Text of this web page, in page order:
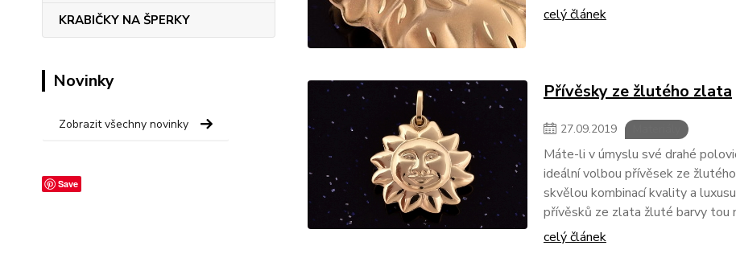
KRABIČKY NA ŠPERKY
Novinky
Zobrazit všechny novinky
Save
celý článek
Přívěsky ze žlutého zlata
27.09.2019
Máte-li v úmyslu své drahé
ideální volbou přívěsek ze
skvělou kombinací kvality a
přívěsků ze zlata žluté barvy tou
celý článek